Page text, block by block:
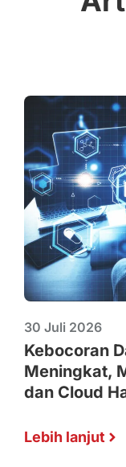
30 Juli 2026
Kebocoran
Meningkat,
dan Cloud
Lebih lanjut